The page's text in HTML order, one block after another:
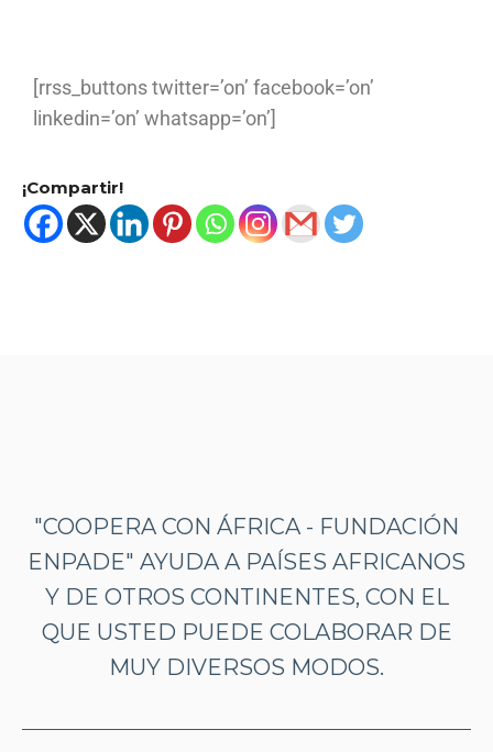
[rrss_buttons twitter=’on’ facebook=’on’
linkedin=’on’ whatsapp=’on’]
¡Compartir!
"COOPERA CON ÁFRICA - FUNDACIÓN
ENPADE" AYUDA A PAÍSES AFRICANOS
Y DE OTROS CONTINENTES, CON EL
QUE USTED PUEDE COLABORAR DE
MUY DIVERSOS MODOS.